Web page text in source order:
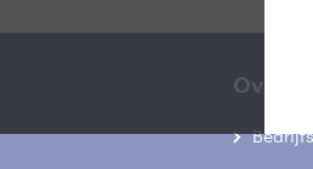
Over